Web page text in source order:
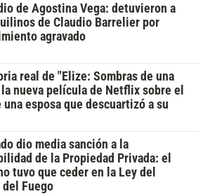
de Agostina Vega: detuvieron a
de Claudio Barrelier por
agravado
real de "Elize: Sombras de una
nueva película de Netflix sobre el
una esposa que descuartizó a su
dio media sanción a la
de la Propiedad Privada: el
tuvo que ceder en la Ley del
del Fuego